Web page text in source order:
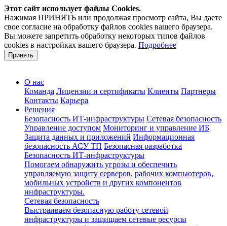
Этот сайт использует файлы Cookies.
Нажимая ПРИНЯТЬ или продолжая просмотр сайта, Вы даете
свое согласие на обработку файлов cookies вашего браузера.
Вы можете запретить обработку некоторых типов файлов
cookies в настройках вашего браузера. Подробнее
Принять
О нас
Команда Лицензии и сертификаты Клиенты Партнеры
Контакты Карьера
Решения
Безопасность ИТ-инфраструктуры Сетевая безопасность
Управление доступом Мониторинг и управление ИБ
Защита данных и приложений Информационная
безопасность АСУ ТП Безопасная разработка
Безопасность ИТ-инфраструктуры
Помогаем обнаружить угрозы и обеспечить
управляемую защиту серверов, рабочих компьютеров,
мобильных устройств и других компонентов
инфраструктуры.
Сетевая безопасность
Выстраиваем безопасную работу сетевой
инфраструктуры и защищаем сетевые ресурсы